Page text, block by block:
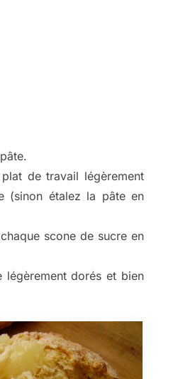
de travail légèrement
(sinon étalez la pâte en
scone de sucre en
légèrement dorés et bien